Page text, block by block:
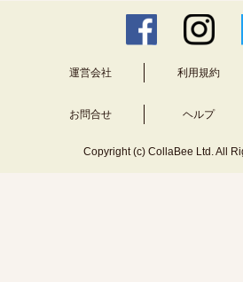
運営会社 利用規約
お問合せ ヘルプ
Copyright (c) CollaBee Ltd. All